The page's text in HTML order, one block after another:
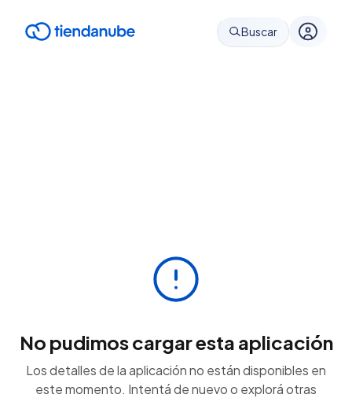
Buscar
No pudimos cargar esta aplicación
Los detalles de la aplicación no están disponibles en
este momento. Intentá de nuevo o explorá otras